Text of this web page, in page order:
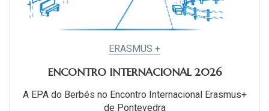
ERASMUS +
ENCONTRO INTERNACIONAL 2026
A EPA do Berbés no Encontro Internacional Erasmus+
de Pontevedra